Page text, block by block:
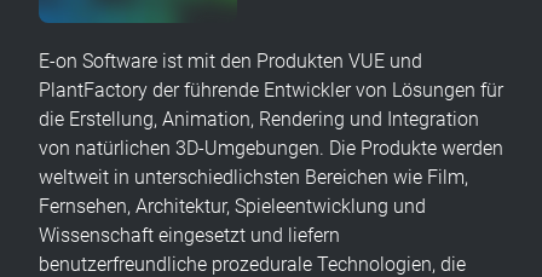
E-on Software ist mit den Produkten VUE und
PlantFactory der führende Entwickler von Lösungen für
die Erstellung, Animation, Rendering und Integration
von natürlichen 3D-Umgebungen. Die Produkte werden
weltweit in unterschiedlichsten Bereichen wie Film,
Fernsehen, Architektur, Spieleentwicklung und
Wissenschaft eingesetzt und liefern
benutzerfreundliche prozedurale Technologien, die